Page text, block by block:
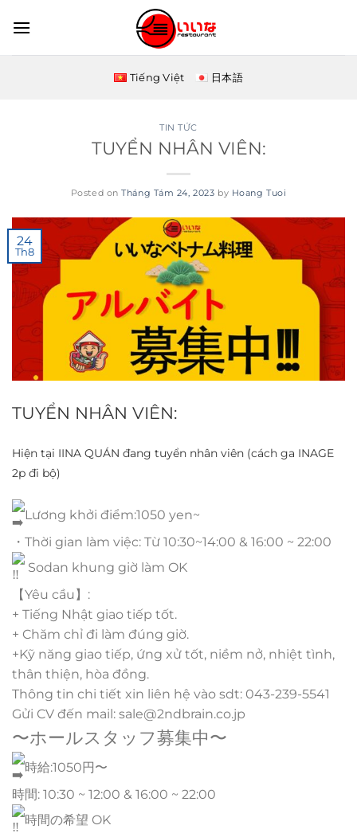
Tiếng Việt 日本語
TIN TỨC
TUYỂN NHÂN VIÊN:
Posted onTháng Tám 24, 2023 by Hoang Tuoi
24
Th8
TUYỂN NHÂN VIÊN:
Hiện tại IINA QUÁN đang tuyển nhân viên (cách ga INAGE
2p đi bộ)
Lương khởi điểm:1050 yen~
・Thời gian làm việc: Từ 10:30~14:00 & 16:00 ~ 22:00
Sodan khung giờ làm OK
【Yêu cầu】:
+ Tiếng Nhật giao tiếp tốt.
+ Chăm chỉ đi làm đúng giờ.
+Kỹ năng giao tiếp, ứng xử tốt, niềm nở, nhiệt tình,
thân thiện, hòa đồng.
Thông tin chi tiết xin liên hệ vào sdt: 043-239-5541
Gửi CV đến mail: sale@2ndbrain.co.jp
〜ホールスタッフ募集中〜
時給:1050円〜
時間: 10:30 ~ 12:00 & 16:00 ~ 22:00
時間の希望 OK